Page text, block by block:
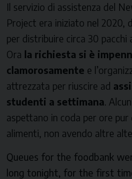
Il servizio di assistenza del
Project era iniziato nel 2020,
per distribuire circa 30 pacchi
Ora la richiesta si è
clamorosamente e
attrezzata per riuscire ad
studenti a settimana.
aspettano in coda per ore pur
alimenti, non avendo altre
Queues for the foodbank
long tonight, for the first